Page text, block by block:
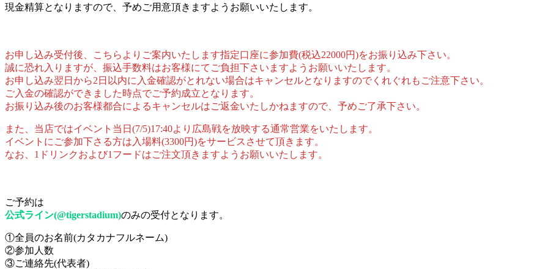
現金精算となりますので、予めご用意頂きますようお願いいたします。
お申し込み受付後、こちらよりご案内いたします指定口座に参加費(税込22000円)をお振り込み下さい。
誠に恐れ入りますが、振込手数料はお客様にてご負担下さいますようお願いいたします。
お申し込み翌日から2日以内に入金確認がとれない場合はキャンセルとなりますのでくれぐれもご注意下さい。
ご入金の確認ができました時点でご予約成立となります。
お振り込み後のお客様都合によるキャンセルはご返金いたしかねますので、予めご了承下さい。
また、当店ではイベント当日(7/5)17:40より広島戦を放映する通常営業をいたします。
イベントにご参加下さる方は入場料(3300円)をサービスさせて頂きます。
なお、1ドリンクおよび1フードはご注文頂きますようお願いいたします。
ご予約は
公式ライン(@tigerstadium)のみの受付となります。
①全員のお名前(カタカナフルネーム)
②参加人数
③ご連絡先(代表者)